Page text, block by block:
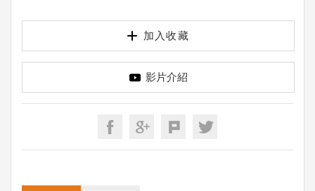
加入收藏
影片介紹